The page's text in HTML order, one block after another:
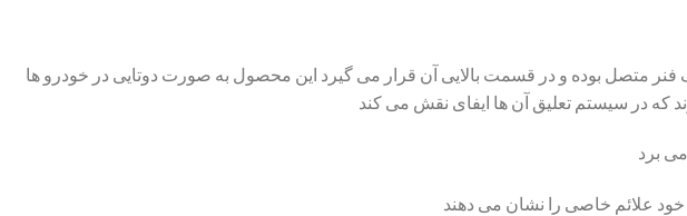
متصل بوده و در قسمت بالایی آن قرار می گیرد این محصول به صورت دوتایی در خودرو ها
که در سیستم تعلیق آن ها ایفای نقش می کند
برد
علائم خاصی را نشان می دهند